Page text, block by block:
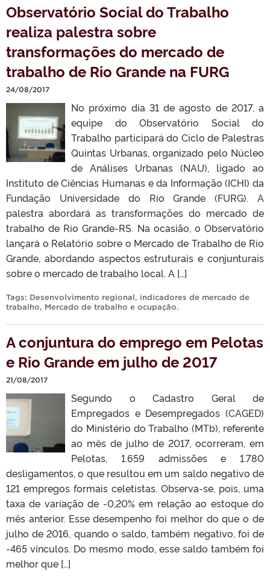
Observatório Social do Trabalho
realiza palestra sobre
transformações do mercado de
trabalho de Rio Grande na FURG
24/08/2017
No próximo dia 31 de agosto de 2017, a
equipe do Observatório Social do
Trabalho participará do Ciclo de Palestras
Quintas Urbanas, organizado pelo Núcleo
de Análises Urbanas (NAU), ligado ao
Instituto de Ciências Humanas e da Informação (ICHI) da
Fundação Universidade do Rio Grande (FURG). A
palestra abordará as transformações do mercado de
trabalho de Rio Grande-RS. Na ocasião, o Observatório
lançará o Relatório sobre o Mercado de Trabalho de Rio
Grande, abordando aspectos estruturais e conjunturais
sobre o mercado de trabalho local. A […]
Tags: Desenvolvimento regional, indicadores de mercado de
trabalho, Mercado de trabalho e ocupação.
A conjuntura do emprego em Pelotas
e Rio Grande em julho de 2017
21/08/2017
Segundo o Cadastro Geral de
Empregados e Desempregados (CAGED)
do Ministério do Trabalho (MTb), referente
ao mês de julho de 2017, ocorreram, em
Pelotas, 1.659 admissões e 1.780
desligamentos, o que resultou em um saldo negativo de
121 empregos formais celetistas. Observa-se, pois, uma
taxa de variação de -0,20% em relação ao estoque do
mês anterior. Esse desempenho foi melhor do que o de
julho de 2016, quando o saldo, também negativo, foi de
-465 vínculos. Do mesmo modo, esse saldo também foi
melhor que […]